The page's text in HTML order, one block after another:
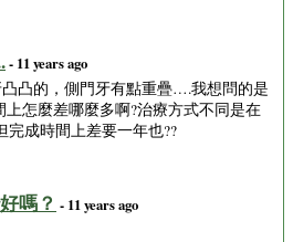
- 11 years ago
凸的，側門牙有點重疊….我想問的是
怎麼差哪麼多啊?治療方式不同是在
完成時間上差要一年也??
嗎？ - 11 years ago